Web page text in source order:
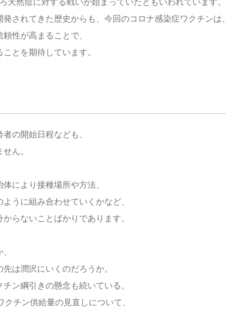
されてきた歴史からも、今回のコロナ感染症ワクチンは、
性が高まることで、
とを期待しています。
の開始日程なども、
ん。
により接種場所や方法、
うに組み合わせていくかなど、
らないことばかりであります。
は潤沢にいくのだろうか。
ン綱引きの懸念も続いている。
チン供給量の見直しについて、